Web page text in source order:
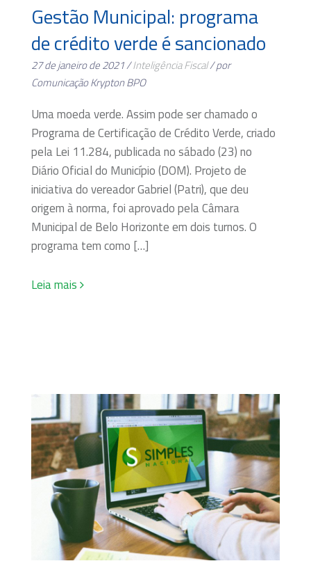
Gestão Municipal: programa
de crédito verde é sancionado
27 de janeiro de 2021 /Inteligência Fiscal/ por
Comunicação Krypton BPO
Uma moeda verde. Assim pode ser chamado o
Programa de Certificação de Crédito Verde, criado
pela Lei 11.284, publicada no sábado (23) no
Diário Oficial do Município (DOM). Projeto de
iniciativa do vereador Gabriel (Patri), que deu
origem à norma, foi aprovado pela Câmara
Municipal de Belo Horizonte em dois turnos. O
programa tem como […]
Leia mais